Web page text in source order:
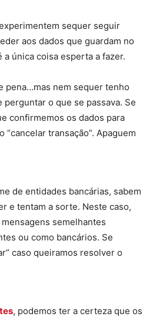
sequer seguir
aos dados que guardam no
única coisa esperta a fazer.
pena…mas nem sequer tenho
o que se passava. Se
confirmemos os dados para
transação”. Apaguem
de entidades bancárias, sabem
e tentam a sorte. Neste caso,
semelhantes
ou como bancários. Se
caso queiramos resolver o
, podemos ter a certeza que os